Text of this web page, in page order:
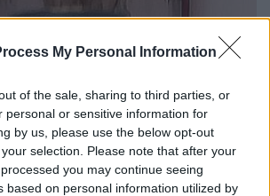
My Personal Information
of the sale, sharing to third parties, or
personal or sensitive information for
by us, please use the below opt-out
selection. Please note that after your
you may continue seeing
based on personal information utilized by